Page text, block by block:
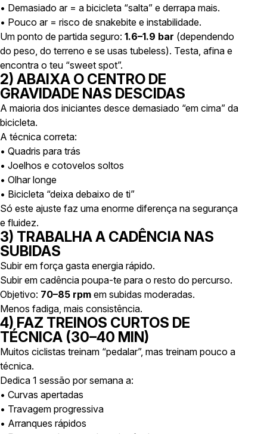
• Demasiado ar = a bicicleta “salta” e derrapa mais.
• Pouco ar = risco de snakebite e instabilidade.
Um ponto de partida seguro: 1.6–1.9 bar (dependendo
do peso, do terreno e se usas tubeless). Testa, afina e
encontra o teu “sweet spot”.
2) ABAIXA O CENTRO DE
GRAVIDADE NAS DESCIDAS
A maioria dos iniciantes desce demasiado “em cima” da
bicicleta.
A técnica correta:
• Quadris para trás
• Joelhos e cotovelos soltos
• Olhar longe
• Bicicleta “deixa debaixo de ti”
Só este ajuste faz uma enorme diferença na segurança
e fluidez.
3) TRABALHA A CADÊNCIA NAS
SUBIDAS
Subir em força gasta energia rápido.
Subir em cadência poupa-te para o resto do percurso.
Objetivo: 70–85 rpm em subidas moderadas.
Menos fadiga, mais consistência.
4) FAZ TREINOS CURTOS DE
TÉCNICA (30–40 MIN)
Muitos ciclistas treinam “pedalar”, mas treinam pouco a
técnica.
Dedica 1 sessão por semana a:
• Curvas apertadas
• Travagem progressiva
• Arranques rápidos